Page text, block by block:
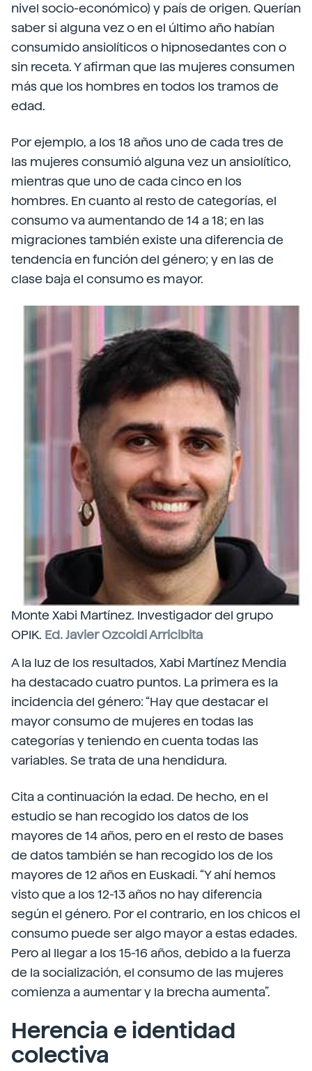
nivel socio-económico) y país de origen. Querían
saber si alguna vez o en el último año habían
consumido ansiolíticos o hipnosedantes con o
sin receta. Y afirman que las mujeres consumen
más que los hombres en todos los tramos de
edad.
Por ejemplo, a los 18 años uno de cada tres de
las mujeres consumió alguna vez un ansiolítico,
mientras que uno de cada cinco en los
hombres. En cuanto al resto de categorías, el
consumo va aumentando de 14 a 18; en las
migraciones también existe una diferencia de
tendencia en función del género; y en las de
clase baja el consumo es mayor.
Monte Xabi Martínez. Investigador del grupo
OPIK. Ed. Javier Ozcoidi Arricibita
A la luz de los resultados, Xabi Martínez Mendia
ha destacado cuatro puntos. La primera es la
incidencia del género: “Hay que destacar el
mayor consumo de mujeres en todas las
categorías y teniendo en cuenta todas las
variables. Se trata de una hendidura.
Cita a continuación la edad. De hecho, en el
estudio se han recogido los datos de los
mayores de 14 años, pero en el resto de bases
de datos también se han recogido los de los
mayores de 12 años en Euskadi. “Y ahí hemos
visto que a los 12-13 años no hay diferencia
según el género. Por el contrario, en los chicos el
consumo puede ser algo mayor a estas edades.
Pero al llegar a los 15-16 años, debido a la fuerza
de la socialización, el consumo de las mujeres
comienza a aumentar y la brecha aumenta”.
Herencia e identidad
colectiva